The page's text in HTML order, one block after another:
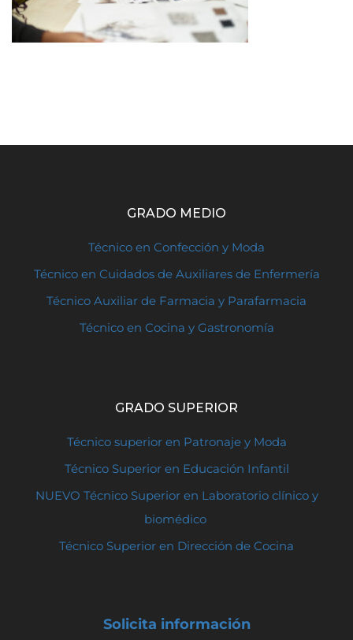
GRADO MEDIO
Técnico en Confección y Moda
Técnico en Cuidados de Auxiliares de Enfermería
Técnico Auxiliar de Farmacia y Parafarmacia
Técnico en Cocina y Gastronomía
GRADO SUPERIOR
Técnico superior en Patronaje y Moda
Técnico Superior en Educación Infantil
NUEVO Técnico Superior en Laboratorio clínico y
biomédico
Técnico Superior en Dirección de Cocina
Solicita información